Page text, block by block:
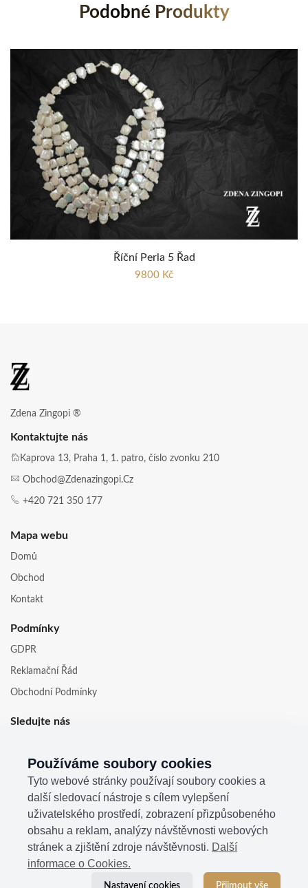
Podobné Produkty
Říční Perla 5 Řad
9800 Kč
Zdena Zingopi ®
Kontaktujte nás
Kaprova 13, Praha 1, 1. patro, číslo zvonku 210
Obchod@zdenazingopi.cz
+420 721 350 177
Mapa webu
Domů
Obchod
Kontakt
Podmínky
GDPR
Reklamační Řád
Obchodní Podmínky
Sledujte nás
Používáme soubory cookies
Tyto webové stránky používají soubory cookies a
další sledovací nástroje s cílem vylepšení
uživatelského prostředí, zobrazení přizpůsobeného
obsahu a reklam, analýzy návštěvnosti webových
stránek a zjištění zdroje návštěvnosti. Další
informace o Cookies.
Nastavení cookies Přijmout vše